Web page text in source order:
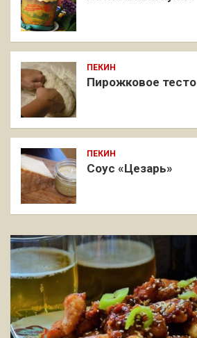
ПЕКИН
Пирожковое тесто
ПЕКИН
Соус «Цезарь»